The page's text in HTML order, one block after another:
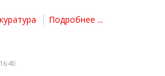
Подробнее ...